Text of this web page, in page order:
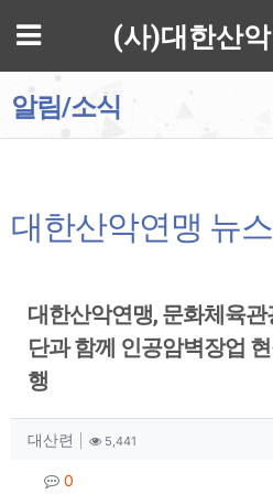
메뉴 (사)대한산
알림/소식
대한산악연맹 뉴스
대한산악연맹, 문화체육
단과 함께 인공암벽장업
행
작성자 정보
대산련 작성5,441조회
컨텐츠 정보
0